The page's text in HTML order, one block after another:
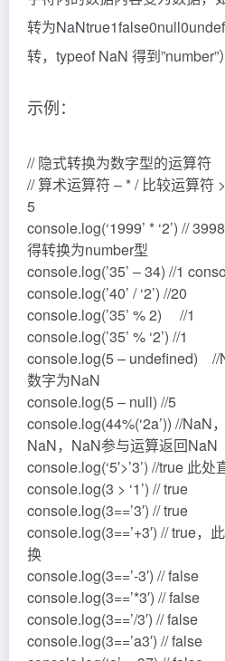
转为
转，typeof NaN 得到”number”）
示例：
// 隐式转换为数字型的运算符
// 算术运算符 – * / 比较运算符
5
console.log(‘1999’ * ‘2’) //
得转换为number型
console.log(’35’ – 34) //1
console.log(’40’ / ‘2’) //20
console.log(’35’ % 2) //1
console.log(’35’ % ‘2’) //1
console.log(5 – undefined) //
数字为NaN
console.log(5 – null) //5
console.log(44%(‘2a’)) //NaN
NaN，NaN参与运算返回NaN
console.log(‘5′>’3’) //true 此
console.log(3 > ‘1’) // true
console.log(3==’3′) // true
console.log(3==’+3′) // true，
换
console.log(3==’-3′) // false
console.log(3==’*3′) // false
console.log(3==’/3′) // false
console.log(3==’a3′) // false